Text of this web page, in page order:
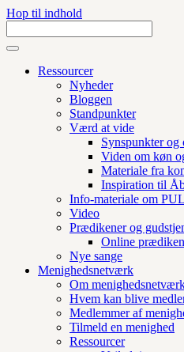
Hop til indhold
Ressourcer
Nyheder
Bloggen
Standpunkter
Værd at vide
Synspunkter og
Viden om køn
Materiale fra
Inspiration til
Info-materiale om
Video
Prædikener og
Online
Nye sange
Menighedsnetværk
Om
Hvem kan blive
Medlemmer af
Tilmeld en menighed
Ressourcer